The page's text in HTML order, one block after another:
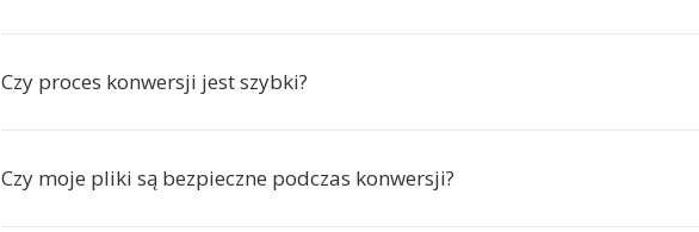
Czy proces konwersji jest szybki?
Czy moje pliki są bezpieczne podczas konwersji?